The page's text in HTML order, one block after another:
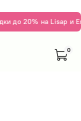
до 20% на Lisap и
0